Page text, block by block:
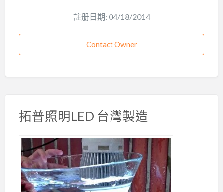
註册日期: 04/18/2014
Contact Owner
拓普照明LED 台灣製造